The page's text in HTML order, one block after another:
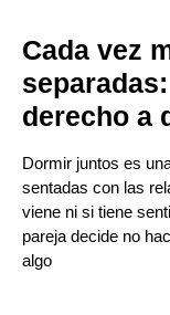
Cada vez
derecho a
Dormir juntos es
sentadas con las
viene ni si tiene
pareja decide no
algo